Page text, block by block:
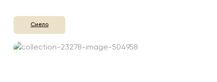
Сиело